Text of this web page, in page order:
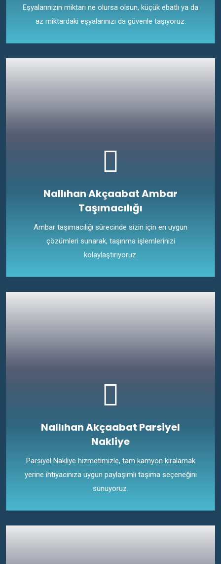
Eşyalarınızın miktarı ne olursa olsun, küçük ebatlı ya da
az miktardaki eşyalarınızı da güvenle taşıyoruz.
Nallıhan Akçaabat Ambar
Taşımacılığı
Ambar taşımacılığı sürecinde sizin için en uygun
çözümleri sunarak, taşınma işlemlerinizi
kolaylaştırıyoruz.
Nallıhan Akçaabat Parsiyel
Nakliye
Parsiyel Nakliye hizmetimizle, tam kamyon kiralamak
yerine ihtiyacınıza uygun paylaşımlı taşıma seçeneğini
sunuyoruz.